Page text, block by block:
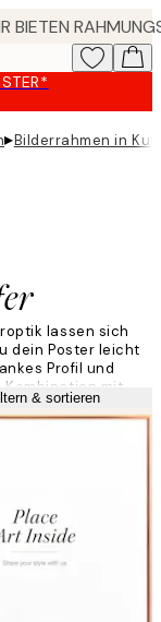
▸Bilderrahmen in
lassen sich
dein Poster leicht
Profil und
Kombination mit
deine Bilderwand
& sortieren